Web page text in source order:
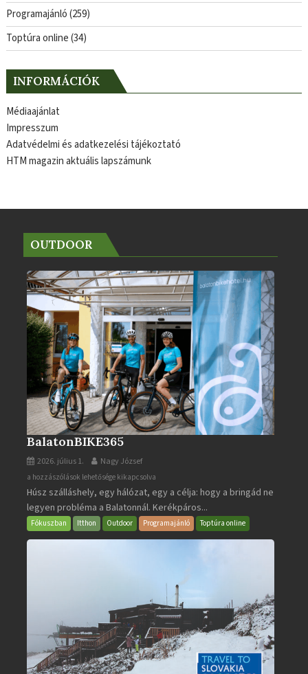
Programajánló(259)
Toptúra online(34)
INFORMÁCIÓK
Médiaajánlat
Impresszum
Adatvédelmi és adatkezelési tájékoztató
HTM magazin aktuális lapszámunk
OUTDOOR
BalatonBIKE365
2026. július 1. Nagy József
BalatonBIKE365
bejegyzéshez
a hozzászólások lehetősége kikapcsolva
Húsz szálláshely, egy hálózat, egy a célja: hogy a bringád ne
legyen probléma a Balatonnál. Kerékpáros...
Fókuszban Itthon Outdoor Programajánló Toptúra online